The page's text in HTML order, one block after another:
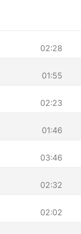
02:28
01:55
02:23
01:46
03:46
02:32
02:02